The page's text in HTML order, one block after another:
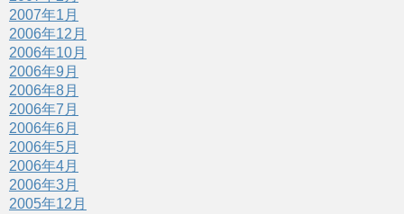
2007年1月
2006年12月
2006年10月
2006年9月
2006年8月
2006年7月
2006年6月
2006年5月
2006年4月
2006年3月
2005年12月